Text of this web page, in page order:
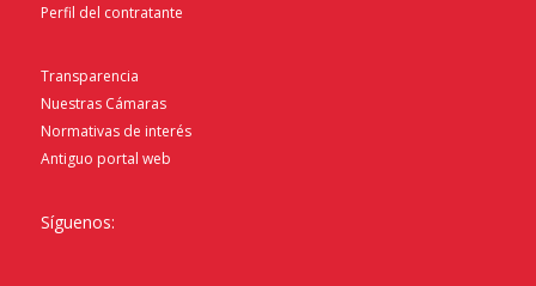
Perfil del contratante
Transparencia
Nuestras Cámaras
Normativas de interés
Antiguo portal web
Síguenos: